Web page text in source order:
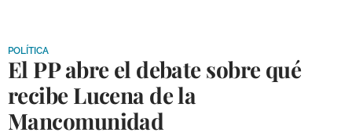
DEPORTES
COMPETICIONES
POLÍTICA
El PP abre el debate sobre qué
recibe Lucena de la
Mancomunidad